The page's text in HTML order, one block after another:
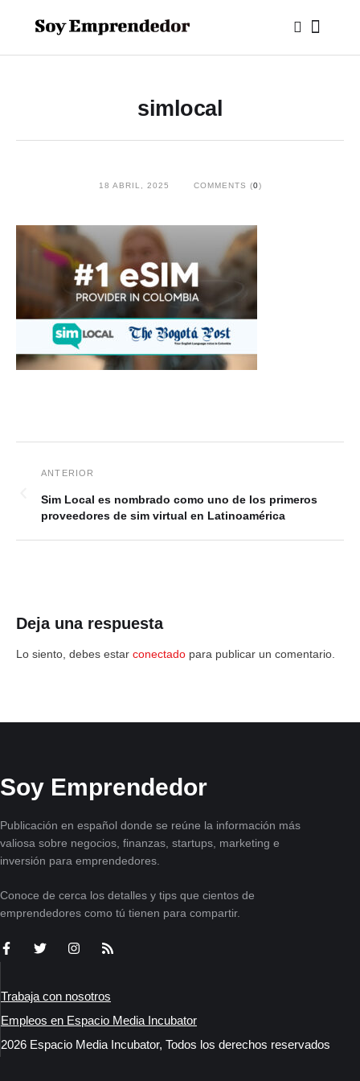
simlocal
18 ABRIL, 2025 COMMENTS (0)
Sim Local es nombrado como uno de los primeros
proveedores de sim virtual en Latinoamérica
Deja una respuesta
Lo siento, debes estar conectado para publicar un comentario.
Soy Emprendedor
Publicación en español donde se reúne la información más
valiosa sobre negocios, finanzas, startups, marketing e
inversión para emprendedores.
Conoce de cerca los detalles y tips que cientos de
emprendedores como tú tienen para compartir.
Trabaja con nosotros
Empleos en Espacio Media Incubator
2026 Espacio Media Incubator, Todos los derechos reservados